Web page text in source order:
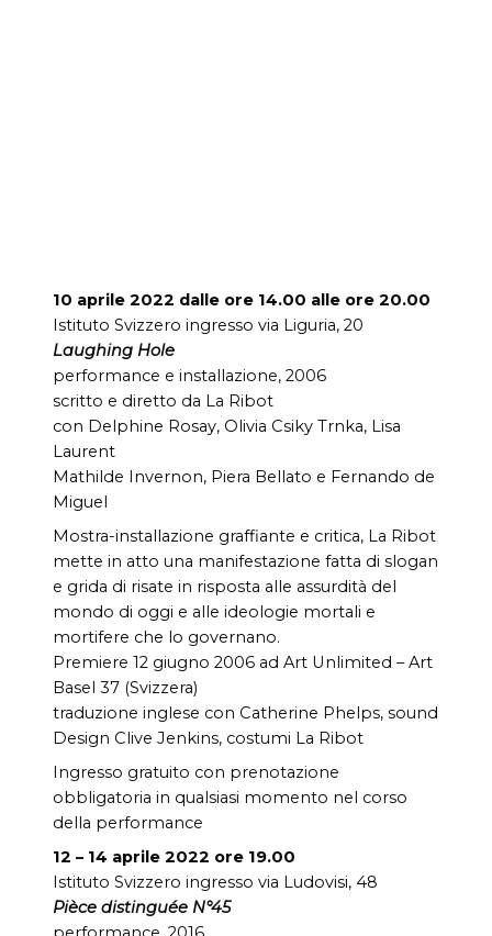
10 aprile 2022 dalle ore 14.00 alle ore 20.00
Istituto Svizzero ingresso via Liguria, 20
Laughing Hole
performance e installazione, 2006
scritto e diretto da La Ribot
con Delphine Rosay, Olivia Csiky Trnka, Lisa
Laurent
Mathilde Invernon, Piera Bellato e Fernando de
Miguel
Mostra-installazione graffiante e critica, La Ribot
mette in atto una manifestazione fatta di slogan
e grida di risate in risposta alle assurdità del
mondo di oggi e alle ideologie mortali e
mortifere che lo governano.
Premiere 12 giugno 2006 ad Art Unlimited – Art
Basel 37 (Svizzera)
traduzione inglese con Catherine Phelps, sound
Design Clive Jenkins, costumi La Ribot
Ingresso gratuito con prenotazione
obbligatoria in qualsiasi momento nel corso
della performance
12 – 14 aprile 2022 ore 19.00
Istituto Svizzero ingresso via Ludovisi, 48
Pièce distinguée N°45